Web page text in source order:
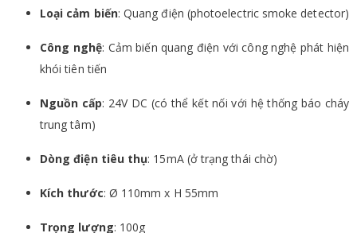
Loại cảm biến: Quang điện (photoelectric smoke detector)
Công nghệ: Cảm biến quang điện với công nghệ phát hiện
khói tiên tiến
Nguồn cấp: 24V DC (có thể kết nối với hệ thống báo cháy
trung tâm)
Dòng điện tiêu thụ: 15mA (ở trạng thái chờ)
Kích thước: Ø 110mm x H 55mm
Trọng lượng: 100g